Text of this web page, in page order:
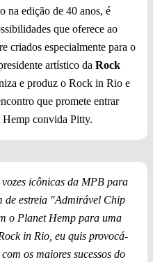
na edição de 40 anos, é
que oferece ao
criados especialmente para o
artístico da Rock
e produz o Rock in Rio e
que promete entrar
Hemp convida Pitty.
icônicas da MPB para
de estreia "Admirável Chip
o Planet Hemp para uma
in Rio, eu quis provocá-
os maiores sucessos do